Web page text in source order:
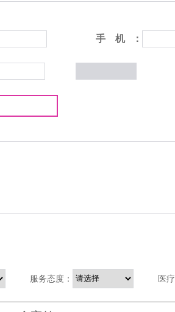
手 机 ：
服务态度： 医